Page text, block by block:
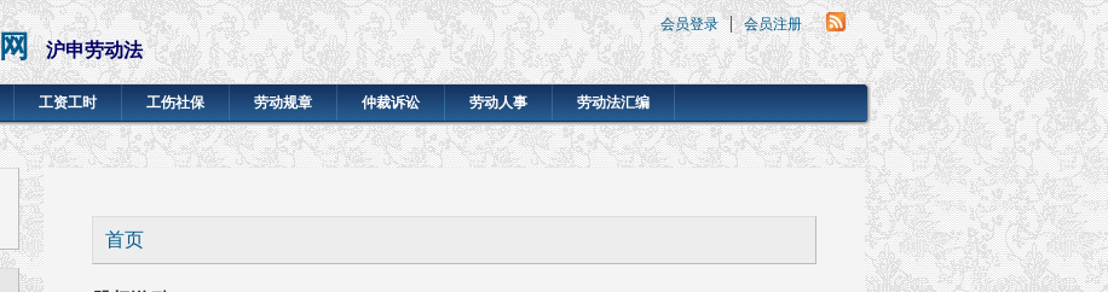
沪申劳动法
会员登录 会员注册
工资工时 工伤社保 劳动规章 仲裁诉讼 劳动人事 劳动法汇编
你在这里
首页